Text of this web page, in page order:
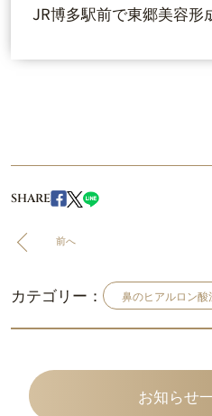
JR博多駅前で東郷美容形
SHARE
前へ
カテゴリー： 鼻のヒアルロン酸
お知らせ